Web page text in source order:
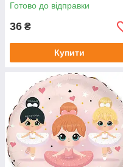
Готово до відправки
36 ₴
Купити